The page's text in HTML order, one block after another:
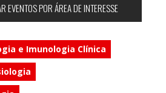
EVENTOS POR ÁREA DE INTERESSE
e Imunologia Clínica